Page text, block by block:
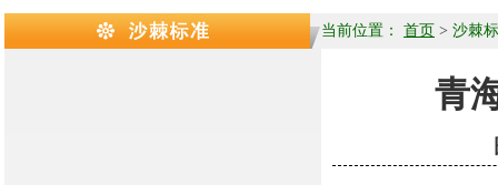
当前位置： 首页 > 沙棘
青